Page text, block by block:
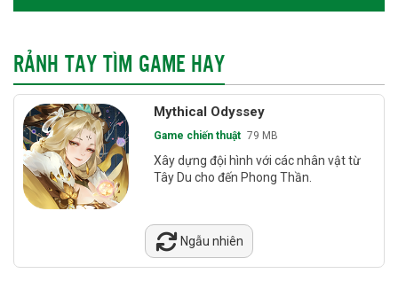
RẢNH TAY TÌM GAME HAY
Mythical Odyssey
Game chiến thuật 79 MB
Xây dựng đội hình với các nhân vật từ
Tây Du cho đến Phong Thần.
Ngẫu nhiên